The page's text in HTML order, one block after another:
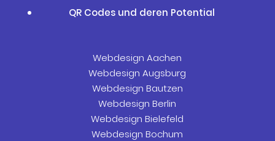
QR Codes und deren Potential
Webdesign Aachen
Webdesign Augsburg
Webdesign Bautzen
Webdesign Berlin
Webdesign Bielefeld
Webdesign Bochum